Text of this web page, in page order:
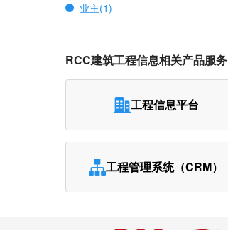
业主(1)
RCC建筑工程信息相关产品服务
工程信息平台
工程管理系统（CRM）